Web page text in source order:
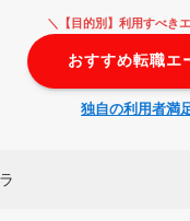
＼【目的別】利用すべき
おすすめ転職エ
独自の利用者満